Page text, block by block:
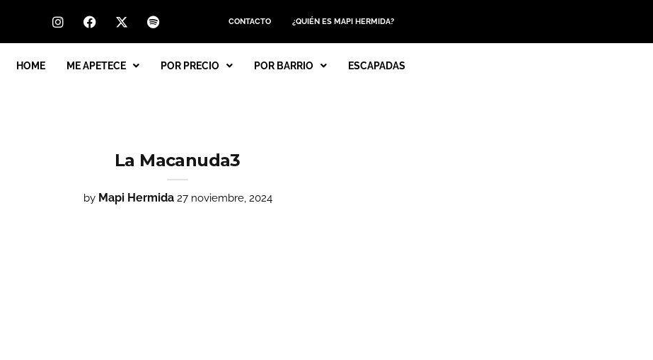
CONTACTO ¿QUIÉN ES MAPI HERMIDA?
HOME ME APETECE POR PRECIO POR BARRIO ESCAPADAS
La Macanuda3
by Mapi Hermida 27 noviembre, 2024